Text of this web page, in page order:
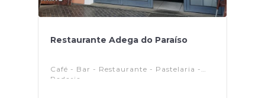
Restaurante Adega do Paraíso
Café - Bar - Restaurante - Pastelaria -
Padaria